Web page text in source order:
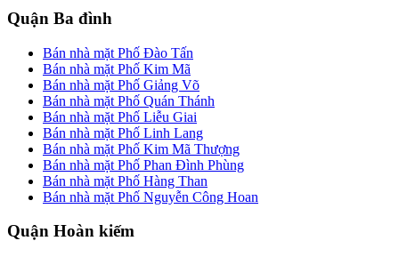
Quận Ba đình
Bán nhà mặt Phố Đào Tấn
Bán nhà mặt Phố Kim Mã
Bán nhà mặt Phố Giảng Võ
Bán nhà mặt Phố Quán Thánh
Bán nhà mặt Phố Liễu Giai
Bán nhà mặt Phố Linh Lang
Bán nhà mặt Phố Kim Mã Thượng
Bán nhà mặt Phố Phan Đình Phùng
Bán nhà mặt Phố Hàng Than
Bán nhà mặt Phố Nguyễn Công Hoan
Quận Hoàn kiếm